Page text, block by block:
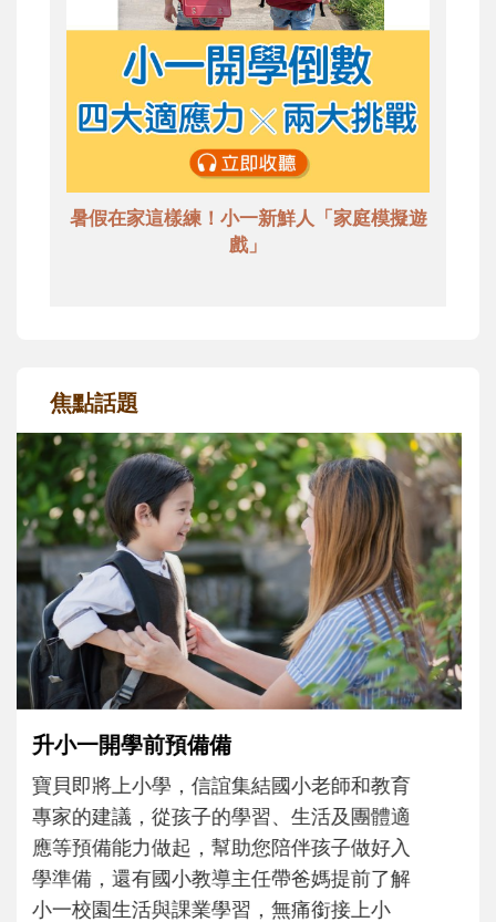
暑假在家這樣練！小一新鮮人「家庭模擬遊
戲」
焦點話題
和孩子一起長大的那個男人│讀懂父親的
不同模樣
沒有人天生就擅長當爸爸！男人總是在一次
次「前所未有」的體驗中，跟著孩子一起長
大。從給予安全感的肢體遊戲，到獨立自
主、角色認同及解決問題的能力養成。爸爸
正嘗試用不同的模樣，參與孩子每個重要的